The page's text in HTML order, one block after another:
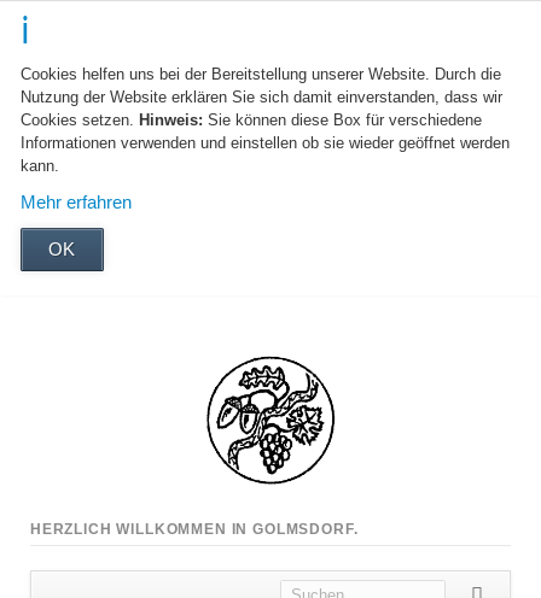
Cookies helfen uns bei der Bereitstellung unserer Website. Durch die
Nutzung der Website erklären Sie sich damit einverstanden, dass wir
Cookies setzen. Hinweis: Sie können diese Box für verschiedene
Informationen verwenden und einstellen ob sie wieder geöffnet werden
kann.
Mehr erfahren
OK
HERZLICH WILLKOMMEN IN GOLMSDORF.